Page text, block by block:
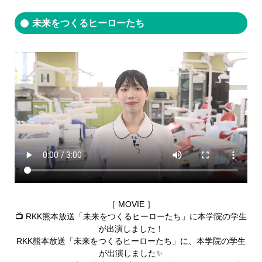
未来をつくるヒーローたち
［ MOVIE ］
📺 RKK熊本放送「未来をつくるヒーローたち」に本学院の学生
が出演しました！
RKK熊本放送「未来をつくるヒーローたち」に、本学院の学生
が出演しました✨